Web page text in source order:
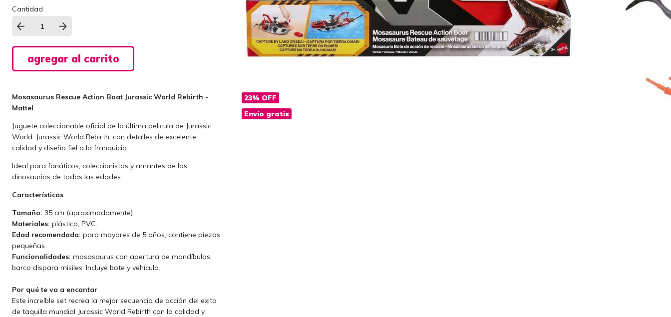
Cantidad
Mosasaurus Rescue Action Boat Jurassic World Rebirth -
Mattel
Juguete coleccionable oficial de la última pelicula de Jurassic
World: Jurassic World Rebirth, con detalles de excelente
calidad y diseño fiel a la franquicia.
Ideal para fanáticos, coleccionistas y amantes de los
dinosaurios de todas las edades.
Características
Tamaño: 35 cm (aproximadamente).
Materiales: plástico, PVC.
Edad recomendada: para mayores de 5 años, contiene piezas
pequeñas.
Funcionalidades: mosasaurus con apertura de mandíbulas,
barco dispara misiles. Incluye bote y vehículo.
Por qué te va a encantar
Este increíble set recrea la mejor secuencia de acción del exito
de taquilla mundial Jurassic World Rebirth con la calidad y
23% OFF
Envío gratis